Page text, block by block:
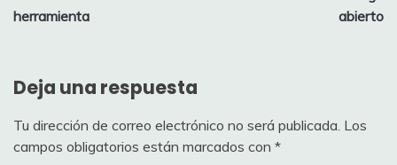
entradas
herramienta
abierto
Deja una respuesta
Tu dirección de correo electrónico no será publicada. Los
campos obligatorios están marcados con *